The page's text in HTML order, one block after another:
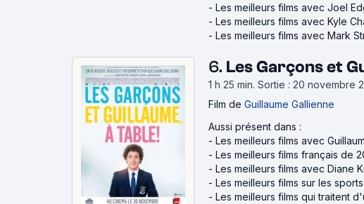
- Les meilleurs films avec Joel
- Les meilleurs films avec Kyle
- Les meilleurs films avec Mark
6. Les Garçons et
1 h 25 min. Sortie : 20 novembre
Film de Guillaume Gallienne
Aussi présent dans :
- Les meilleurs films avec
- Les meilleurs films français de
- Les meilleurs films avec Diane
- Les meilleurs films sur les
- Les meilleurs films qui traitent